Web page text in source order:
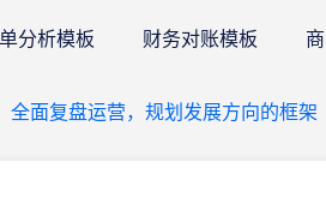
分析模板 财务对账模板
全面复盘运营，规划发展方向的框架